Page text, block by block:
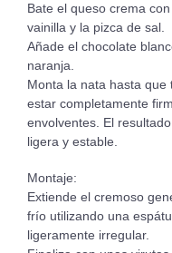
Bate el queso crema
vainilla y la pizca de sal.
Añade el chocolate
naranja.
Monta la nata hasta
estar completamente
envolventes. El
ligera y estable.
Montaje:
Extiende el cremoso
frío utilizando una
ligeramente irregular.